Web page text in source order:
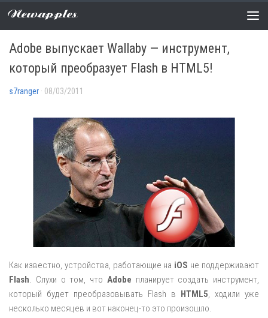
Newapples
НОВОСТИ 2 COMMENTS
Adobe выпускает Wallaby — инструмент,
который преобразует Flash в HTML5!
s7ranger · 08/03/2011
Как известно, устройства, работающие на iOS не поддерживают
Flash. Слухи о том, что Adobe планирует создать инструмент,
который будет преобразовывать Flash в HTML5, ходили уже
несколько месяцев и вот наконец-то это произошло.